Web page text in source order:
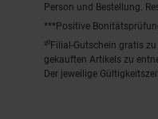
Person und Bestellung.
***Positive
²⁰Filial-Gutschein gratis
gekauften Artikels zu
Der jeweilige